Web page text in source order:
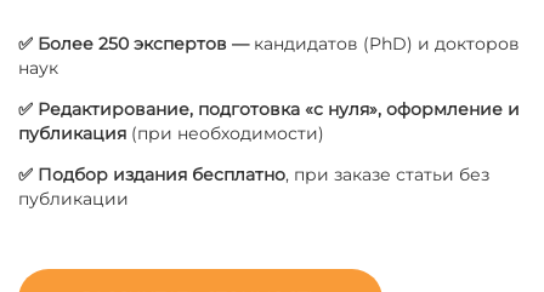
✅ Более 250 экспертов — кандидатов (PhD) и докторов
наук
✅ Редактирование, подготовка «с нуля», оформление и
публикация (при необходимости)
✅ Подбор издания бесплатно, при заказе статьи без
публикации